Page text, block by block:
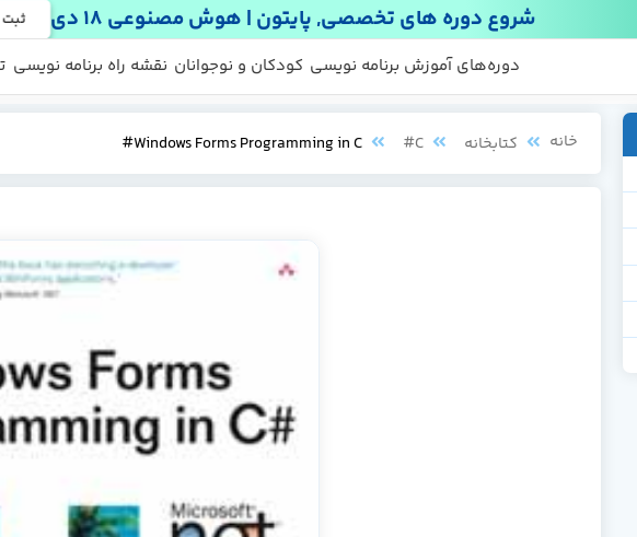
شروع دوره های تخصصی, پایتون | هوش مصنوعی 18 دی
دوره‌های آموزش برنامه نویسی
پکیج ها
منابع رایگان کودکان و نوجوانان نقشه راه برنامه نویسی
خانه کتابخانه C#
Windows Forms Programming in C#